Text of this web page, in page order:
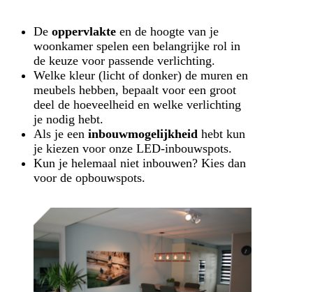
De oppervlakte en de hoogte van je
woonkamer spelen een belangrijke rol in
de keuze voor passende verlichting.
Welke kleur (licht of donker) de muren en
meubels hebben, bepaalt voor een groot
deel de hoeveelheid en welke verlichting
je nodig hebt.
Als je een inbouwmogelijkheid hebt kun
je kiezen voor onze LED-inbouwspots.
Kun je helemaal niet inbouwen? Kies dan
voor de opbouwspots.